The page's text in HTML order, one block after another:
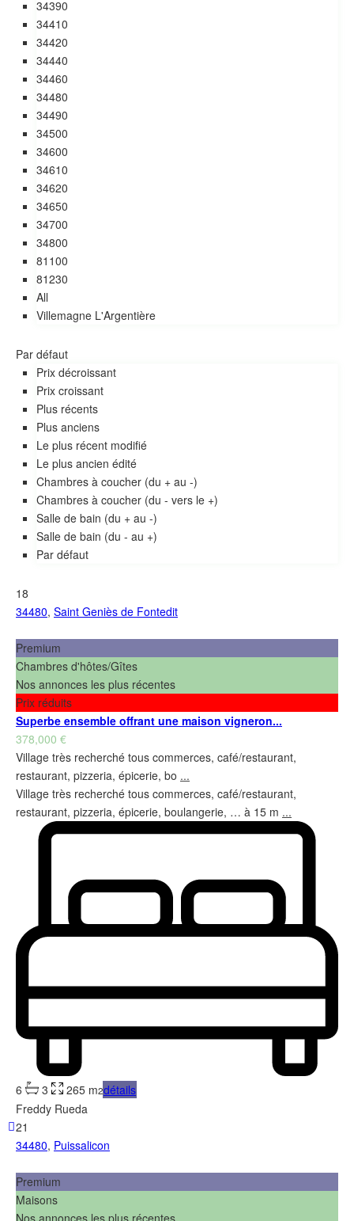
34390
34410
34420
34440
34460
34480
34490
34500
34600
34610
34620
34650
34700
34800
81100
81230
All
Villemagne L'Argentière
Par défaut
Prix décroissant
Prix croissant
Plus récents
Plus anciens
Le plus récent modifié
le plus ancien édité
Chambres à coucher (du + au -)
Chambres à coucher (du - vers le +)
Salle de bain (du + au -)
Salle de bain (du - au +)
Par défaut
18
34480, Saint Geniès de Fontedit
Premium
Chambres d'hôtes/Gîtes
Nos annonces les plus récentes
Prix réduits
Superbe ensemble offrant une maison vigneron...
378,000 €
Village très recherché tous commerces, café/restaurant,
restaurant, pizzeria, épicerie, bo ...
Village très recherché tous commerces, café/restaurant,
restaurant, pizzeria, épicerie, boulangerie, … à 15 m ...
6 3 265 m2détails
Freddy Rueda
21
34480, Puissalicon
Premium
Maisons
Nos annonces les plus récentes